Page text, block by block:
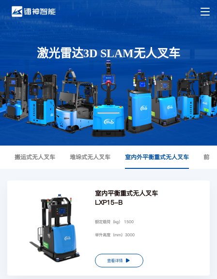
激光雷达3D SLAM无人叉车
搬运式无人叉车 堆垛式无人叉车 室内外平衡重式无人叉车 前移
室内平衡重式无人叉车
LXP15-B
额定载荷（kg） 1500
举升高度（mm）3000
查看详情